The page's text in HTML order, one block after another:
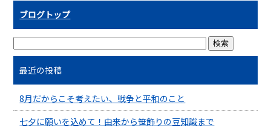
ブログトップ
最近の投稿
8月だからこそ考えたい、戦争と平和のこと
七夕に願いを込めて！由来から笹飾りの豆知識まで